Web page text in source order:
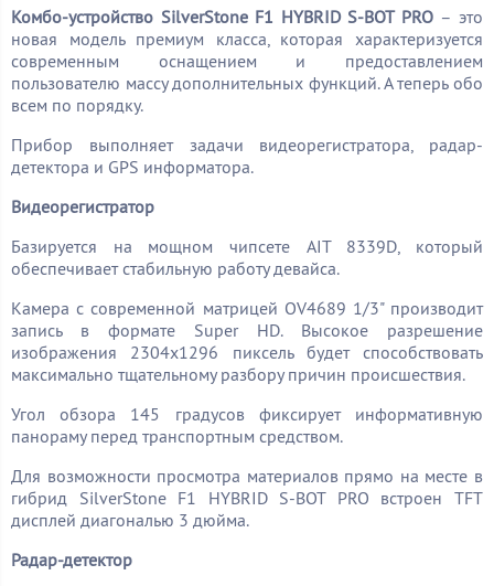
Комбо-устройство SilverStone F1 HYBRID S-BOT PRO – это
новая модель премиум класса, которая характеризуется
современным оснащением и предоставлением
пользователю массу дополнительных функций. А теперь обо
всем по порядку.
Прибор выполняет задачи видеорегистратора, радар-
детектора и GPS информатора.
Видеорегистратор
Базируется на мощном чипсете AIT 8339D, который
обеспечивает стабильную работу девайса.
Камера с современной матрицей OV4689 1/3" производит
запись в формате Super HD. Высокое разрешение
изображения 2304х1296 пиксель будет способствовать
максимально тщательному разбору причин происшествия.
Угол обзора 145 градусов фиксирует информативную
панораму перед транспортным средством.
Для возможности просмотра материалов прямо на месте в
гибрид SilverStone F1 HYBRID S-BOT PRO встроен TFT
дисплей диагональю 3 дюйма.
Радар-детектор